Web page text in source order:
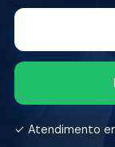
✓ Atendimento